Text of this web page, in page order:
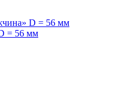
= 56 мм